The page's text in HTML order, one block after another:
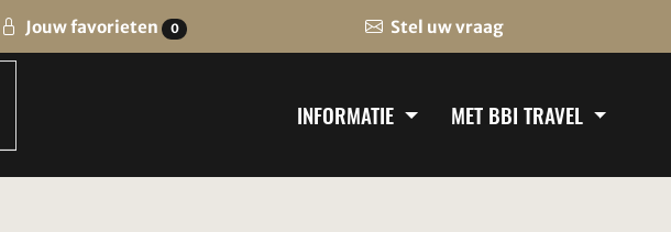
Jouw favorieten 0 Stel uw vraag
INFORMATIE MET BBI TRAVEL